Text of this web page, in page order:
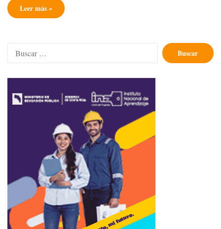
Leer más »
Buscar: